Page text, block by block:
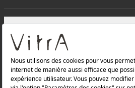
Produits